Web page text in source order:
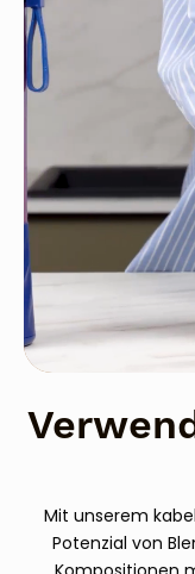
Mit unserem
Potenzial von